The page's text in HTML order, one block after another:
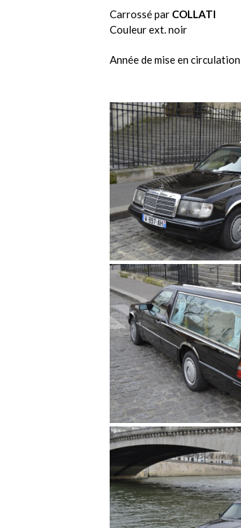
Carrossé par COLLATI
Couleur ext. noir
Année de mise en circulation